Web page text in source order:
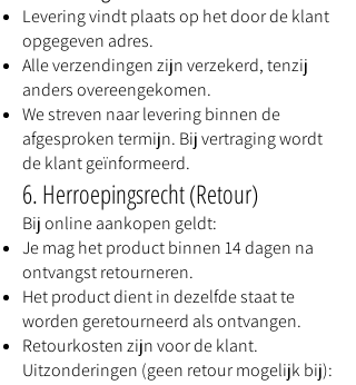
Levering vindt plaats op het door de klant
opgegeven adres.
Alle verzendingen zijn verzekerd, tenzij
anders overeengekomen.
We streven naar levering binnen de
afgesproken termijn. Bij vertraging wordt
de klant geïnformeerd.
6. Herroepingsrecht (Retour)
Bij online aankopen geldt:
Je mag het product binnen 14 dagen na
ontvangst retourneren.
Het product dient in dezelfde staat te
worden geretourneerd als ontvangen.
Retourkosten zijn voor de klant.
Uitzonderingen (geen retour mogelijk bij):